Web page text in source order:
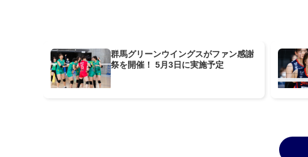
群馬グリーンウイングスがファン感謝
祭を開催！ 5月3日に実施予定